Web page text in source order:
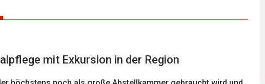
mit Exkursion in der Region